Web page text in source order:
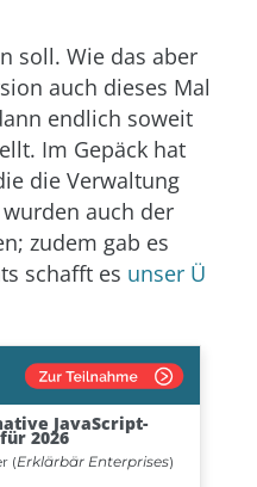
soll. Wie das aber
auch dieses Mal
endlich soweit
Im Gepäck hat
die Verwaltung
auch der
zudem gab es
schafft es unser Ü